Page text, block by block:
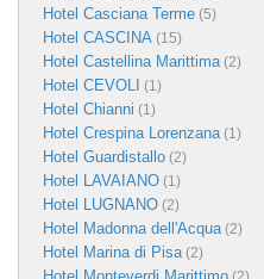
Hotel Casciana Terme (5)
Hotel CASCINA (15)
Hotel Castellina Marittima (2)
Hotel CEVOLI (1)
Hotel Chianni (1)
Hotel Crespina Lorenzana (1)
Hotel Guardistallo (2)
Hotel LAVAIANO (1)
Hotel LUGNANO (2)
Hotel Madonna dell'Acqua (2)
Hotel Marina di Pisa (2)